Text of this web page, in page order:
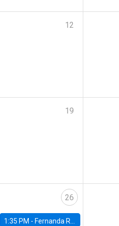
12
19
26
1:35 PM - Fernanda Rojas Ampuero, University of Wisconsin-Madison